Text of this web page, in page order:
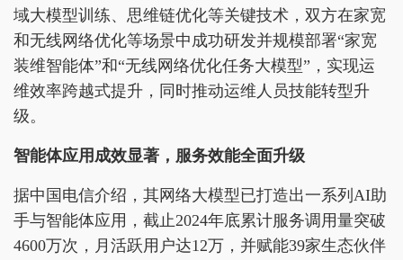
域大模型训练、思维链优化等关键技术，双方在家宽
和无线网络优化等场景中成功研发并规模部署“家宽
装维智能体”和“无线网络优化任务大模型”，实现运
维效率跨越式提升，同时推动运维人员技能转型升
级。
智能体应用 成效显著，服务效能全面升级
据中国电信介绍，其网络大模型已打造出一系列AI助
手与智能体应用，截止2024年底累计服务调用量突破
4600万次，月活跃用户达12万，并赋能39家生态伙伴